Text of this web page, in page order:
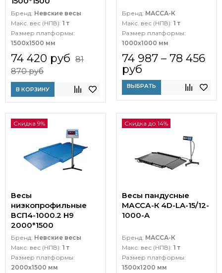
Бренд: Невские весы
Макс. вес (НПВ): 1 т
Размер платформы:
1500х1500 мм
74 420 руб 81
870 руб
В КОРЗИНУ
Бренд: МАССА-К
Макс. вес (НПВ): 1 т
Размер платформы:
1000х1000 мм
74 987 – 78 456
руб
ВЫБРАТЬ
Скидка 9%
Весы
низкопрофильные
ВСП4-1000.2 Н9
2000*1500
Бренд: Невские весы
Макс. вес (НПВ): 1 т
Размер платформы:
2000х1500 мм
Скидка до 14%
Весы пандусные
МАССА-К 4D-LA-15/12-
1000-A
Бренд: МАССА-К
Макс. вес (НПВ): 1 т
Размер платформы:
1500х1200 мм